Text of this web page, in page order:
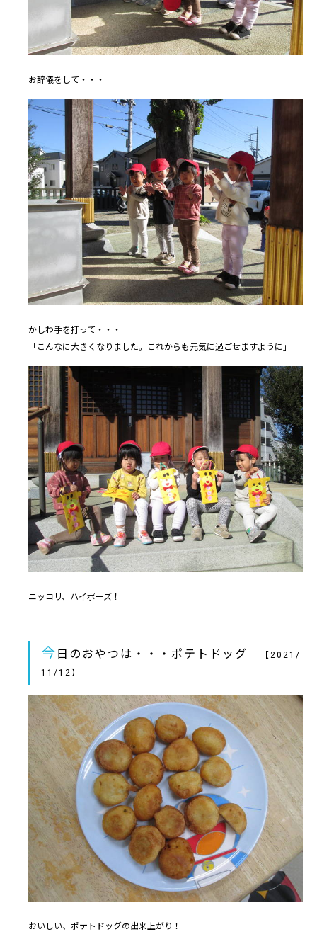
お辞儀をして・・・
かしわ手を打って・・・
「こんなに大きくなりました。これからも元気に過ごせますように」
ニッコリ、ハイポーズ！
今 日のおやつは・・・ポテトドッグ
【2021/
11/12】
おいしい、ポテトドッグの出来上がり！